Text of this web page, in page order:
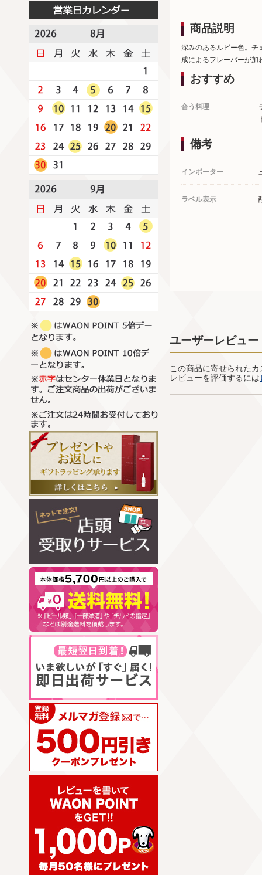
商品説明
深みのあるルビー色。チ
成によるフレーバーが加
おすすめ
合う料理
備考
インポーター
ラベル表示
ユーザーレビュー
この商品に寄せられた
レビューを評価するには